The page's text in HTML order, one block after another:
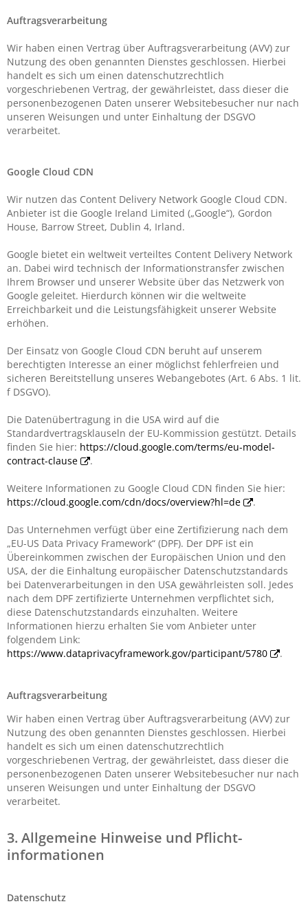
Auftragsverarbeitung
Wir haben einen Vertrag über Auftragsverarbeitung (AVV) zur
Nutzung des oben genannten Dienstes geschlossen. Hierbei
handelt es sich um einen datenschutzrechtlich
vorgeschriebenen Vertrag, der gewährleistet, dass dieser die
personenbezogenen Daten unserer Websitebesucher nur nach
unseren Weisungen und unter Einhaltung der DSGVO
verarbeitet.
Google Cloud CDN
Wir nutzen das Content Delivery Network Google Cloud CDN.
Anbieter ist die Google Ireland Limited („Google“), Gordon
House, Barrow Street, Dublin 4, Irland.
Google bietet ein weltweit verteiltes Content Delivery Network
an. Dabei wird technisch der Informationstransfer zwischen
Ihrem Browser und unserer Website über das Netzwerk von
Google geleitet. Hierdurch können wir die weltweite
Erreichbarkeit und die Leistungsfähigkeit unserer Website
erhöhen.
Der Einsatz von Google Cloud CDN beruht auf unserem
berechtigten Interesse an einer möglichst fehlerfreien und
sicheren Bereitstellung unseres Webangebotes (Art. 6 Abs. 1 lit.
f DSGVO).
Die Datenübertragung in die USA wird auf die
Standardvertragsklauseln der EU-Kommission gestützt. Details
finden Sie hier: https://cloud.google.com/terms/eu-model-
contract-clause
.
Weitere Informationen zu Google Cloud CDN finden Sie hier:
https://cloud.google.com/cdn/docs/overview?hl=de
.
Das Unternehmen verfügt über eine Zertifizierung nach dem
„EU-US Data Privacy Framework“ (DPF). Der DPF ist ein
Übereinkommen zwischen der Europäischen Union und den
USA, der die Einhaltung europäischer Datenschutzstandards
bei Datenverarbeitungen in den USA gewährleisten soll. Jedes
nach dem DPF zertifizierte Unternehmen verpflichtet sich,
diese Datenschutzstandards einzuhalten. Weitere
Informationen hierzu erhalten Sie vom Anbieter unter
folgendem Link:
https://www.dataprivacyframework.gov/participant/5780
.
Auftragsverarbeitung
Wir haben einen Vertrag über Auftragsverarbeitung (AVV) zur
Nutzung des oben genannten Dienstes geschlossen. Hierbei
handelt es sich um einen datenschutzrechtlich
vorgeschriebenen Vertrag, der gewährleistet, dass dieser die
personenbezogenen Daten unserer Websitebesucher nur nach
unseren Weisungen und unter Einhaltung der DSGVO
verarbeitet.
3. Allgemeine Hinweise und Pflicht­
informationen
Datenschutz